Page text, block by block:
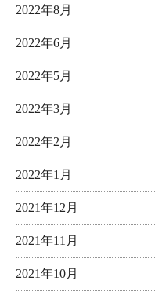
2022年8月
2022年6月
2022年5月
2022年3月
2022年2月
2022年1月
2021年12月
2021年11月
2021年10月